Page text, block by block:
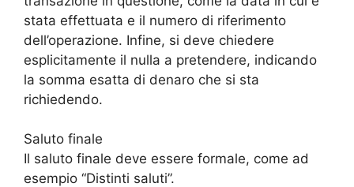
stata effettuata e il numero di riferimento
dell’operazione. Infine, si deve chiedere
esplicitamente il nulla a pretendere, indicando
la somma esatta di denaro che si sta
richiedendo.
Saluto finale
Il saluto finale deve essere formale, come ad
esempio “Distinti saluti”.